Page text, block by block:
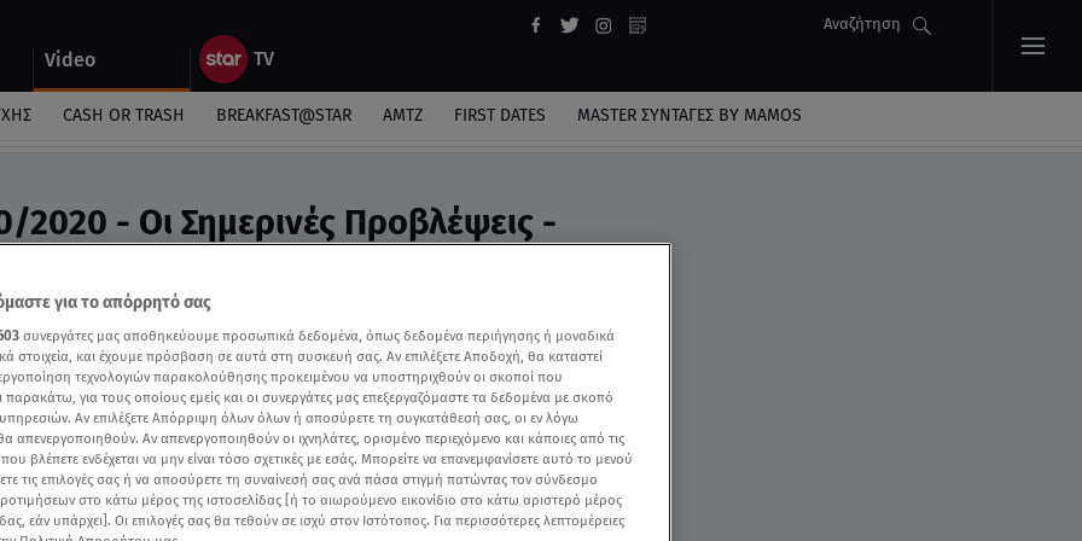
Video
Αναζήτηση
CASH OR TRASH BREAKFAST@STAR ΑΜΤΖ FIRST DATES MASTER ΣΥΝΤΑΓΈΣ BY MAMOS
2020 - Οι Σημερινές Προβλέψεις -
Άσης Μπήλιου «Στη Φωλιά των Κου Κου»
για το απόρρητό σας
συνεργάτες μας αποθηκεύουμε προσωπικά δεδομένα, όπως δεδομένα περιήγησης ή μοναδικά
στοιχεία, και έχουμε πρόσβαση σε αυτά στη συσκευή σας. Αν επιλέξετε Αποδοχή, θα καταστεί
τεχνολογιών παρακολούθησης προκειμένου να υποστηριχθούν οι σκοποί που
παρακάτω, για τους οποίους εμείς και οι συνεργάτες μας επεξεργαζόμαστε τα δεδομένα με σκοπό
Αν επιλέξετε Απόρριψη όλων όλων ή αποσύρετε τη συγκατάθεσή σας, οι εν λόγω
απενεργοποιηθούν. Αν απενεργοποιηθούν οι ιχνηλάτες, ορισμένο περιεχόμενο και κάποιες από τις
βλέπετε ενδέχεται να μην είναι τόσο σχετικές με εσάς. Μπορείτε να επανεμφανίσετε αυτό το μενού
τις επιλογές σας ή να αποσύρετε τη συναίνεσή σας ανά πάσα στιγμή πατώντας τον σύνδεσμο
στο κάτω μέρος της ιστοσελίδας [ή το αιωρούμενο εικονίδιο στο κάτω αριστερό μέρος
εάν υπάρχει]. Οι επιλογές σας θα τεθούν σε ισχύ στον Ιστότοπος. Για περισσότερες λεπτομέρειες